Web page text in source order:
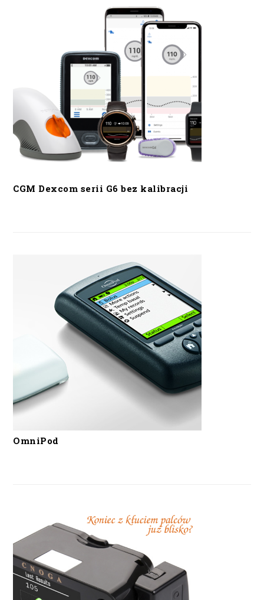
CGM Dexcom serii G6 bez kalibracji
OmniPod